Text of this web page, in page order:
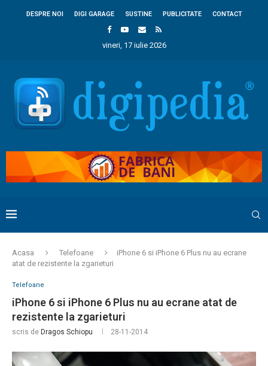
DESPRE NOI DIGI GARAGE SUSTINE PUBLICITATE CONTACT
vineri, 17 iulie 2026
Acasa Telefoane
iPhone 6 si iPhone 6 Plus nu au ecrane
atat de rezistente la zgarieturi
Telefoane
iPhone 6 si iPhone 6 Plus nu au ecrane atat de
rezistente la zgarieturi
scris de Dragos Schiopu 28-11-2014